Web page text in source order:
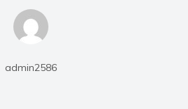
admin2586